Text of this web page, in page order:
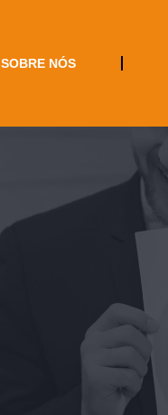
SOBRE NÓS